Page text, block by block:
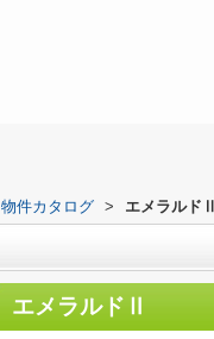
物件カタログ > エメラルドⅡ
エメラルドⅡ